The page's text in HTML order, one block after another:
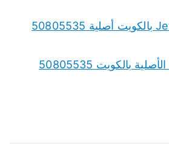
قطع غيار جيتور Jetour بالكويت أصلية 50805535
قطع غيار بايك BAIC الأصلية بالكويت 50805535